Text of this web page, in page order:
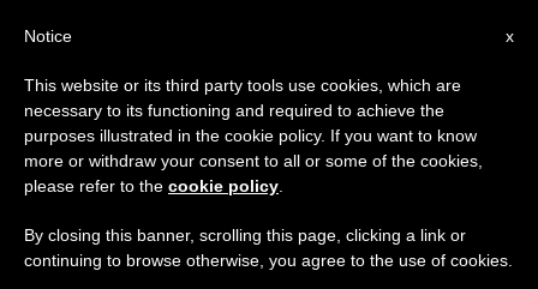
×
Aviso importante
Del 27 de julio al 7 de agosto haremos la pausa
anual, aprovechando que en el periodo de verano
se generan menos informaciones y también el
x
Notice
This website or its third party tools use cookies, which are
necessary to its functioning and required to achieve the
purposes illustrated in the cookie policy. If you want to know
more or withdraw your consent to all or some of the cookies,
please refer to the cookie policy
By closing this banner, scrolling this page, clicking a link or
continuing to browse otherwise, you agree to the use of cookies.